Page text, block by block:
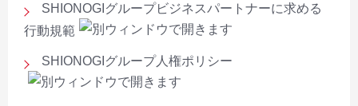
SHIONOGIグループビジネスパートナーに求める
行動規範
SHIONOGIグループ人権ポリシー